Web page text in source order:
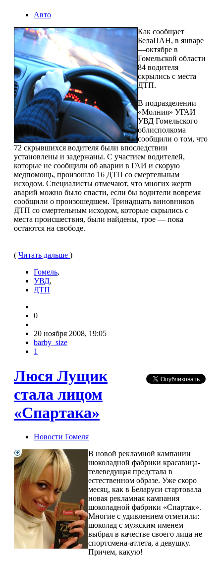
Авто
Как сообщает
БелаПАН, в январе
—октябре в
Гомельской области
84 водителя
скрылись с места
ДТП.
В подразделении
«Молния» УГАИ
УВД Гомельского
облисполкома
сообщили о том, что
72 скрывшихся водителя были впоследствии
установлены и задержаны. С участием водителей,
которые не сообщили об аварии в ГАИ и скорую
медпомощь, произошло 16 ДТП со смертельным
исходом. Специалисты отмечают, что многих жертв
аварий можно было спасти, если бы водители вовремя
сообщили о произошедшем. Тринадцать виновников
ДТП со смертельным исходом, которые скрылись с
места происшествия, были найдены, трое — пока
остаются на свободе.
( Читать дальше )
Гомель,
УВД,
ДТП
0
20 ноября 2008, 19:05
barby_size
1
Люся Лущик
стала лицом
«Спартака»
Новости Гомеля
В новой рекламной кампании
шоколадной фабрики красавица-
телеведущая предстала в
естественном образе. Уже скоро
месяц, как в Беларуси стартовала
новая рекламная кампания
шоколадной фабрики «Спартак».
Многие с удивлением отметили:
шоколад с мужским именем
выбрал в качестве своего лица не
спортсмена-атлета, а девушку.
Причем, какую!